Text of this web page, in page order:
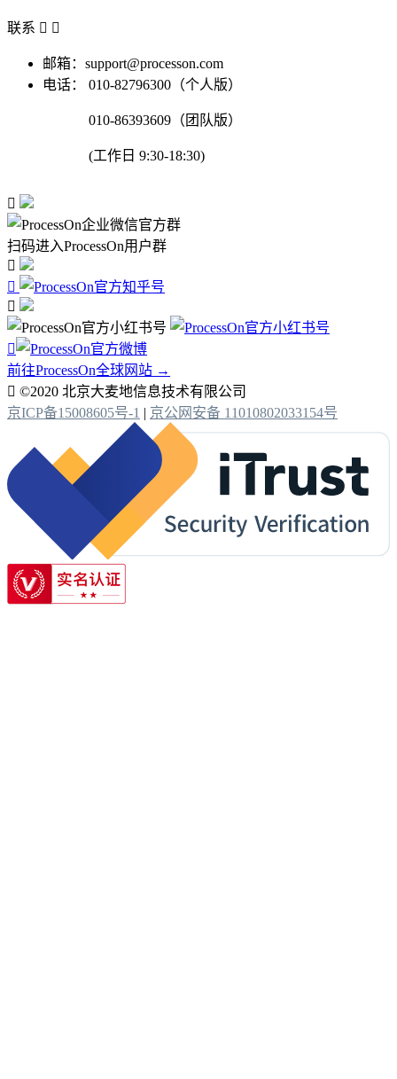
联系  
邮箱：support@processon.com
电话：
010-82796300（个人版）
010-86393609（团队版）
(工作日 9:30-18:30)

扫码进入ProcessOn用户群




前往ProcessOn全球网站 →
 ©2020 北京大麦地信息技术有限公司
京ICP备15008605号-1 | 京公网安备 11010802033154号